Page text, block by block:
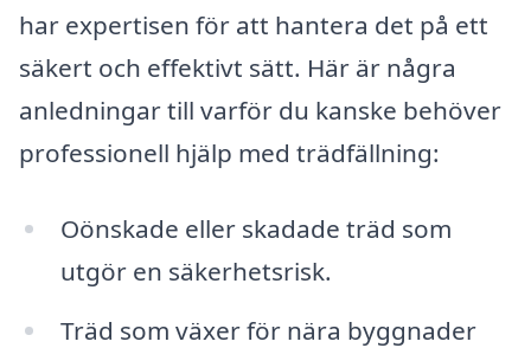
har expertisen för att hantera det på ett
säkert och effektivt sätt. Här är några
anledningar till varför du kanske behöver
professionell hjälp med trädfällning:
Oönskade eller skadade träd som
utgör en säkerhetsrisk.
Träd som växer för nära byggnader